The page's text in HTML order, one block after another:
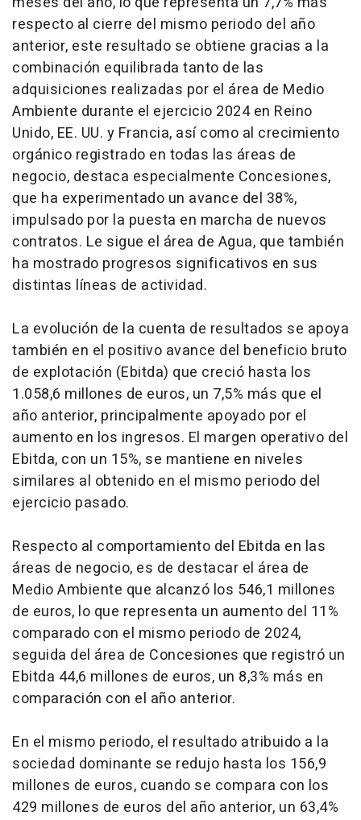
respecto al cierre del mismo periodo del año
anterior, este resultado se obtiene gracias a la
combinación equilibrada tanto de las
adquisiciones realizadas por el área de Medio
Ambiente durante el ejercicio 2024 en Reino
Unido, EE. UU. y Francia, así como al crecimiento
orgánico registrado en todas las áreas de
negocio, destaca especialmente Concesiones,
que ha experimentado un avance del 38%,
impulsado por la puesta en marcha de nuevos
contratos. Le sigue el área de Agua, que también
ha mostrado progresos significativos en sus
distintas líneas de actividad.
La evolución de la cuenta de resultados se apoya
también en el positivo avance del beneficio bruto
de explotación (Ebitda) que creció hasta los
1.058,6 millones de euros, un 7,5% más que el
año anterior, principalmente apoyado por el
aumento en los ingresos. El margen operativo del
Ebitda, con un 15%, se mantiene en niveles
similares al obtenido en el mismo periodo del
ejercicio pasado.
Respecto al comportamiento del Ebitda en las
áreas de negocio, es de destacar el área de
Medio Ambiente que alcanzó los 546,1 millones
de euros, lo que representa un aumento del 11%
comparado con el mismo periodo de 2024,
seguida del área de Concesiones que registró un
Ebitda 44,6 millones de euros, un 8,3% más en
comparación con el año anterior.
En el mismo periodo, el resultado atribuido a la
sociedad dominante se redujo hasta los 156,9
millones de euros, cuando se compara con los
429 millones de euros del año anterior, un 63,4%